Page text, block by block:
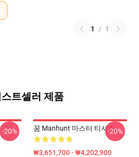
1 / 1
트셀러 제품
-20% 꿈 Manhunt 마스터 티셔츠
₩3,651,700 - ₩4,202,900
-20%